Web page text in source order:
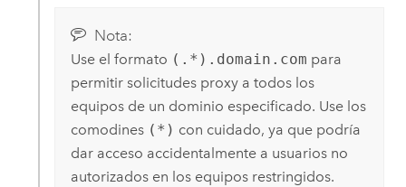
Nota:
Use el formato (.*).domain.com para
permitir solicitudes proxy a todos los
equipos de un dominio especificado. Use los
comodines (*) con cuidado, ya que podría
dar acceso accidentalmente a usuarios no
autorizados en los equipos restringidos.